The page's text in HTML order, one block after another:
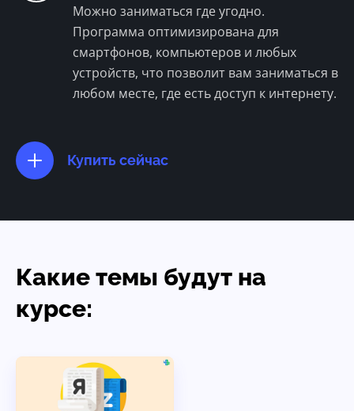
Можно заниматься где угодно.
Программа оптимизирована для
смартфонов, компьютеров и любых
устройств, что позволит вам заниматься в
любом месте, где есть доступ к интернету.
Купить сейчас
Какие темы будут на
курсе: